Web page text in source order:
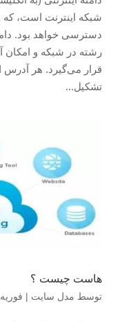
شبکه اینترنت است،
دسترسی خواهد بود.
رشته در شبکه و امکان
قرار می‌گیرد. هر آدرس
تشکیل...
هاست چیست ؟
توسط مدل سایت | فوریه 21, 2020